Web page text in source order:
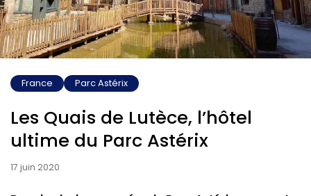
France Parc Astérix
Les Quais de Lutèce, l’hôtel
ultime du Parc Astérix
17 juin 2020